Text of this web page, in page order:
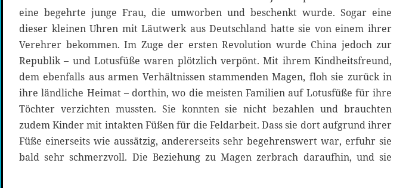
eine begehrte junge Frau, die umworben und beschenkt wurde. Sogar eine
dieser kleinen Uhren mit Läutwerk aus Deutschland hatte sie von einem ihrer
Verehrer bekommen. Im Zuge der ersten Revolution wurde China jedoch zur
Republik – und Lotusfüße waren plötzlich verpönt. Mit ihrem Kindheitsfreund,
dem ebenfalls aus armen Verhältnissen stammenden Magen, floh sie zurück in
ihre ländliche Heimat – dorthin, wo die meisten Familien auf Lotusfüße für ihre
Töchter verzichten mussten. Sie konnten sie nicht bezahlen und brauchten
zudem Kinder mit intakten Füßen für die Feldarbeit. Dass sie dort aufgrund ihrer
Füße einerseits wie aussätzig, andererseits sehr begehrenswert war, erfuhr sie
bald sehr schmerzvoll. Die Beziehung zu Magen zerbrach daraufhin, und sie